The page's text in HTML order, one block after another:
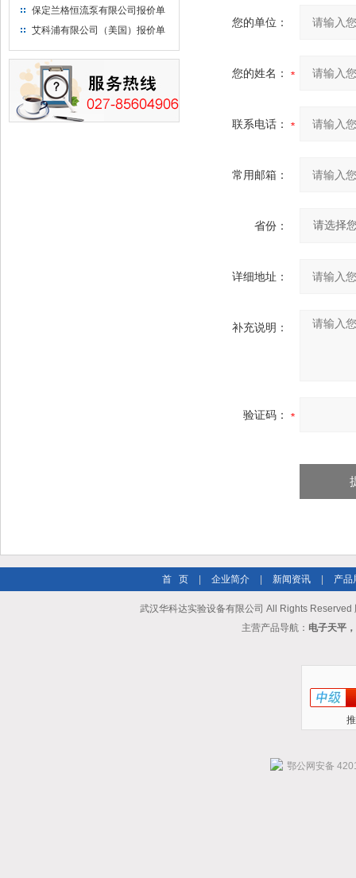
价单
保定兰格恒流泵有限公司报价单
艾科浦有限公司（美国）报价单
您的单位：
您的姓名：
联系电话：
常用邮箱：
省份：
详细地址：
补充说明：
验证码：
首 页 企业简介 新闻资讯 产品
武汉华科达实验设备有限公司 All Rights Reserved
主营产品导航： 电子天平
鄂公网安备